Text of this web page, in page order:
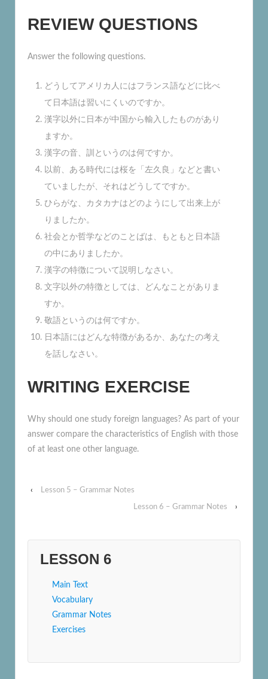
REVIEW QUESTIONS
Answer the following questions.
どうしてアメリカ人にはフランス語などに比べ
て日本語は習いにくいのですか。
漢字以外に日本が中国から輸入したものがあり
ますか。
漢字の音、訓というのは何ですか。
以前、ある時代には桜を「左久良」などと書い
ていましたが、それはどうしてですか。
ひらがな、カタカナはどのようにして出来上が
りましたか。
社会とか哲学などのことばは、もともと日本語
の中にありましたか。
漢字の特徴について説明しなさい。
文字以外の特徴としては、どんなことがありま
すか。
敬語というのは何ですか。
日本語にはどんな特徴があるか、あなたの考え
を話しなさい。
WRITING EXERCISE
Why should one study foreign languages? As part of your
answer compare the characteristics of English with those
of at least one other language.
‹ Lesson 5 – Grammar Notes
Lesson 6 – Grammar Notes ›
LESSON 6
Main Text
Vocabulary
Grammar Notes
Exercises